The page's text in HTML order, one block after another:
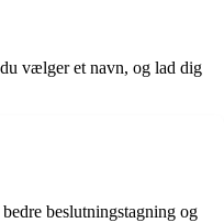
vælger et navn, og lad dig
beslutningstagning og